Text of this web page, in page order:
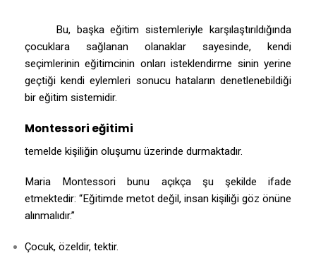
Bu, başka eğitim sistemleriyle karşılaştırıldığında
çocuklara sağlanan olanaklar sayesinde, kendi
seçimlerinin eğitimcinin onları isteklendirme sinin yerine
geçtiği kendi eylemleri sonucu hataların denetlenebildiği
bir eğitim sistemidir.
Montessori eğitimi
temelde kişiliğin oluşumu üzerinde durmaktadır.
Maria Montessori bunu açıkça şu şekilde ifade
etmektedir: “Eğitimde metot değil, insan kişiliği göz önüne
alınmalıdır.”
Çocuk, özeldir, tektir.